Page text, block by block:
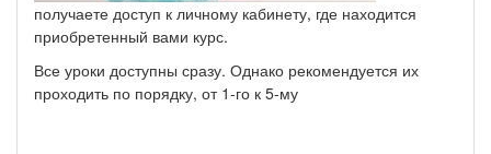
получаете доступ к личному кабинету, где находится
приобретенный вами курс.
Все уроки доступны сразу. Однако рекомендуется их
проходить по порядку, от 1-го к 5-му